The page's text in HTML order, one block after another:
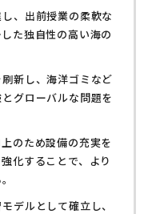
、出前授業の柔軟な
た独自性の高い海の
新し、海洋ゴミなど
グローバルな問題を
のため設備の充実を
化することで、より
デルとして確立し、